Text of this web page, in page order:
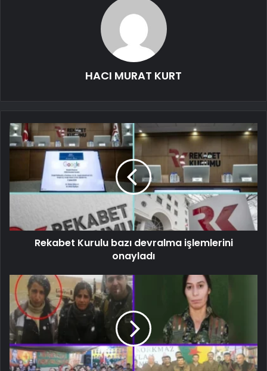
HACI MURAT KURT
Rekabet Kurulu bazı devralma işlemlerini
onayladı